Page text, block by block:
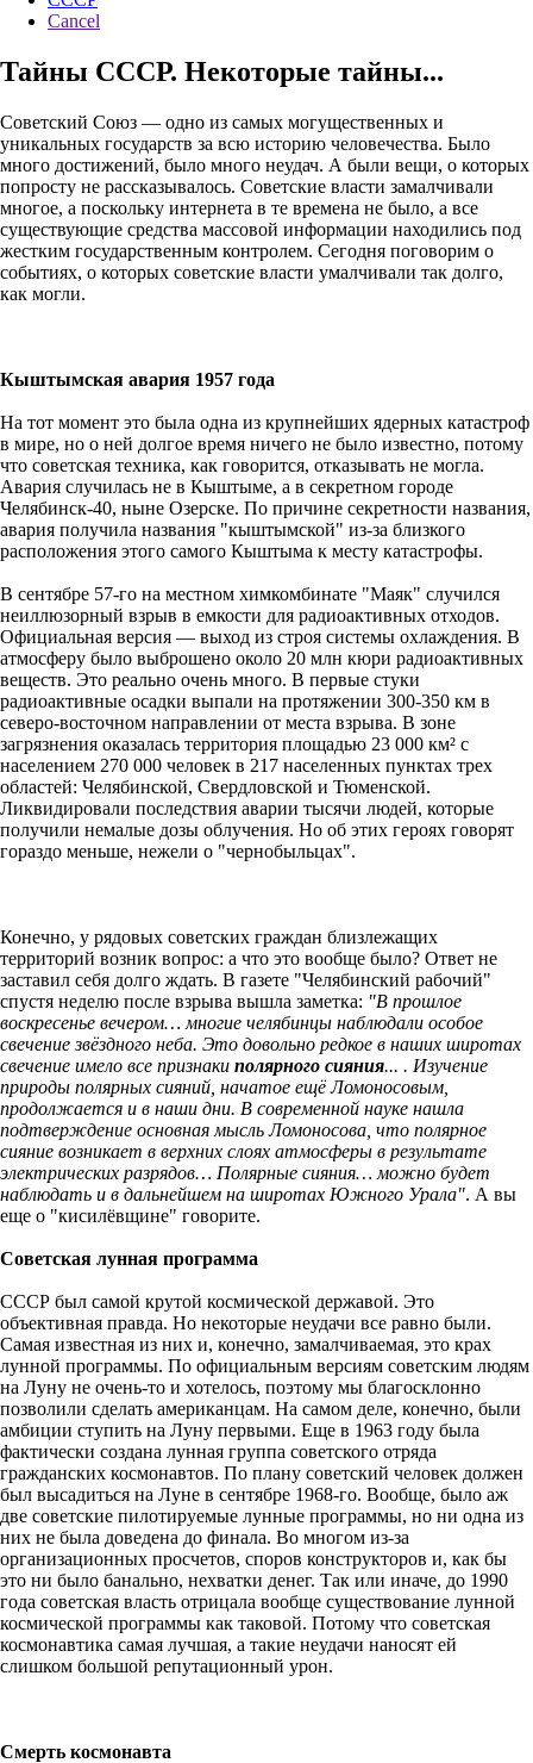
Cancel
Тайны СССР. Некоторые тайны...
Советский Союз — одно из самых могущественных и
уникальных государств за всю историю человечества. Было
много достижений, было много неудач. А были вещи, о которых
попросту не рассказывалось. Советские власти замалчивали
многое, а поскольку интернета в те времена не было, а все
существующие средства массовой информации находились под
жестким государственным контролем. Сегодня поговорим о
событиях, о которых советские власти умалчивали так долго,
как могли.
Кыштымская авария 1957 года
На тот момент это была одна из крупнейших ядерных катастроф
в мире, но о ней долгое время ничего не было известно, потому
что советская техника, как говорится, отказывать не могла.
Авария случилась не в Кыштыме, а в секретном городе
Челябинск-40, ныне Озерске. По причине секретности названия,
авария получила названия "кыштымской" из-за близкого
расположения этого самого Кыштыма к месту катастрофы.
В сентябре 57-го на местном химкомбинате "Маяк" случился
неиллюзорный взрыв в емкости для радиоактивных отходов.
Официальная версия — выход из строя системы охлаждения. В
атмосферу было выброшено около 20 млн кюри радиоактивных
веществ. Это реально очень много. В первые стуки
радиоактивные осадки выпали на протяжении 300-350 км в
северо-восточном направлении от места взрыва. В зоне
загрязнения оказалась территория площадью 23 000 км² с
населением 270 000 человек в 217 населенных пунктах трех
областей: Челябинской, Свердловской и Тюменской.
Ликвидировали последствия аварии тысячи людей, которые
получили немалые дозы облучения. Но об этих героях говорят
гораздо меньше, нежели о "чернобыльцах".
Конечно, у рядовых советских граждан близлежащих
территорий возник вопрос: а что это вообще было? Ответ не
заставил себя долго ждать. В газете "Челябинский рабочий"
спустя неделю после взрыва вышла заметка: "В прошлое
воскресенье вечером… многие челябинцы наблюдали особое
свечение звёздного неба. Это довольно редкое в наших широтах
свечение имело все признаки полярного сияния... . Изучение
природы полярных сияний, начатое ещё Ломоносовым,
продолжается и в наши дни. В современной науке нашла
подтверждение основная мысль Ломоносова, что полярное
сияние возникает в верхних слоях атмосферы в результате
электрических разрядов… Полярные сияния… можно будет
наблюдать и в дальнейшем на широтах Южного Урала". А вы
еще о "кисилёвщине" говорите.
Советская лунная программа
СССР был самой крутой космической державой. Это
объективная правда. Но некоторые неудачи все равно были.
Самая известная из них и, конечно, замалчиваемая, это крах
лунной программы. По официальным версиям советским людям
на Луну не очень-то и хотелось, поэтому мы благосклонно
позволили сделать американцам. На самом деле, конечно, были
амбиции ступить на Луну первыми. Еще в 1963 году была
фактически создана лунная группа советского отряда
гражданских космонавтов. По плану советский человек должен
был высадиться на Луне в сентябре 1968-го. Вообще, было аж
две советские пилотируемые лунные программы, но ни одна из
них не была доведена до финала. Во многом из-за
организационных просчетов, споров конструкторов и, как бы
это ни было банально, нехватки денег. Так или иначе, до 1990
года советская власть отрицала вообще существование лунной
космической программы как таковой. Потому что советская
космонавтика самая лучшая, а такие неудачи наносят ей
слишком большой репутационный урон.
Смерть космонавта